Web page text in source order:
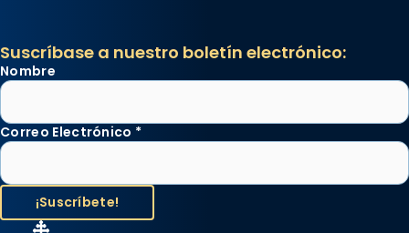
Suscríbase a nuestro boletín electrónico:
Nombre
Correo Electrónico *